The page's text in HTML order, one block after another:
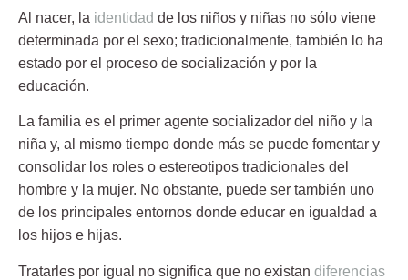
Al nacer, la identidad de los niños y niñas no sólo viene
determinada por el sexo; tradicionalmente, también lo ha
estado por el proceso de socialización y por la
educación.
La familia es el primer agente socializador del niño y la
niña y, al mismo tiempo donde más se puede fomentar y
consolidar los roles o estereotipos tradicionales del
hombre y la mujer. No obstante, puede ser también uno
de los principales entornos donde educar en igualdad a
los hijos e hijas.
Tratarles por igual no significa que no existan diferencias